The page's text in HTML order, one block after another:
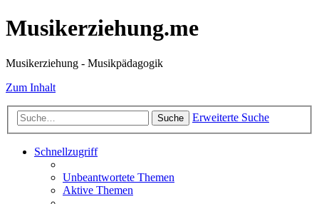
Musikerziehung.me
Musikerziehung - Musikpädagogik
Zum Inhalt
Suche Erweiterte Suche
Schnellzugriff
Unbeantwortete Themen
Aktive Themen